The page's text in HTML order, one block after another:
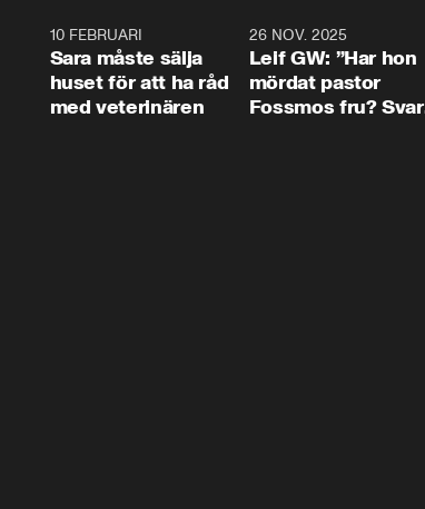
10 FEBRUARI
Sara måste sälja
huset för att ha råd
med veterinären
26 NOV. 2025
Leif GW: ”Har hon
mördat pastor
Fossmos fru? Svar